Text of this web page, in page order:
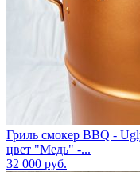
Гриль смокер BBQ -
цвет "Медь" -...
32 000 руб.